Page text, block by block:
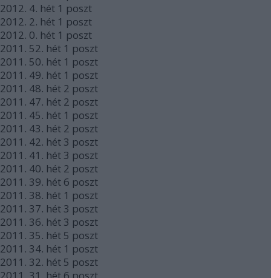
2012. 4. hét 1 poszt
2012. 2. hét 1 poszt
2012. 0. hét 1 poszt
2011. 52. hét 1 poszt
2011. 50. hét 1 poszt
2011. 49. hét 1 poszt
2011. 48. hét 2 poszt
2011. 47. hét 2 poszt
2011. 45. hét 1 poszt
2011. 43. hét 2 poszt
2011. 42. hét 3 poszt
2011. 41. hét 3 poszt
2011. 40. hét 2 poszt
2011. 39. hét 6 poszt
2011. 38. hét 1 poszt
2011. 37. hét 3 poszt
2011. 36. hét 3 poszt
2011. 35. hét 5 poszt
2011. 34. hét 1 poszt
2011. 32. hét 5 poszt